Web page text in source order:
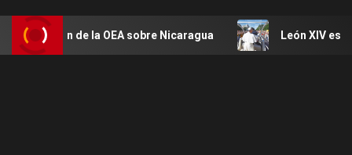
de la OEA sobre Nicaragua León XIV estará en